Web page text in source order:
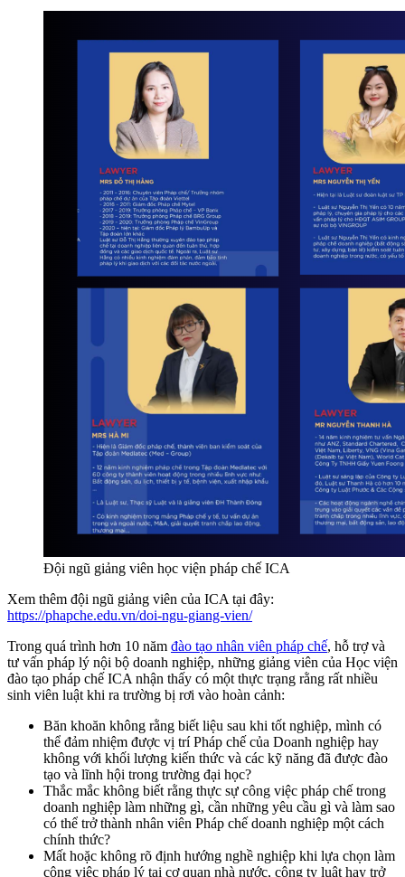
Đội ngũ giảng viên học viện pháp chế ICA
Xem thêm đội ngũ giảng viên của ICA tại đây:
https://phapche.edu.vn/doi-ngu-giang-vien/
Trong quá trình hơn 10 năm đào tạo nhân viên pháp chế, hỗ trợ và
tư vấn pháp lý nội bộ doanh nghiệp, những giảng viên của Học viện
đào tạo pháp chế ICA nhận thấy có một thực trạng rằng rất nhiều
sinh viên luật khi ra trường bị rơi vào hoàn cảnh:
Băn khoăn không rằng biết liệu sau khi tốt nghiệp, mình có
thể đảm nhiệm được vị trí Pháp chế của Doanh nghiệp hay
không với khối lượng kiến thức và các kỹ năng đã được đào
tạo và lĩnh hội trong trường đại học?
Thắc mắc không biết rằng thực sự công việc pháp chế trong
doanh nghiệp làm những gì, cần những yêu cầu gì và làm sao
có thể trở thành nhân viên Pháp chế doanh nghiệp một cách
chính thức?
Mất hoặc không rõ định hướng nghề nghiệp khi lựa chọn làm
công việc pháp lý tại cơ quan nhà nước, công ty luật hay trở